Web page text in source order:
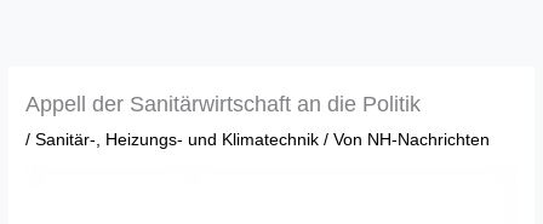
Appell der Sanitärwirtschaft an die Politik
/Sanitär-, Heizungs- und Klimatechnik / Von NH-Nachrichten